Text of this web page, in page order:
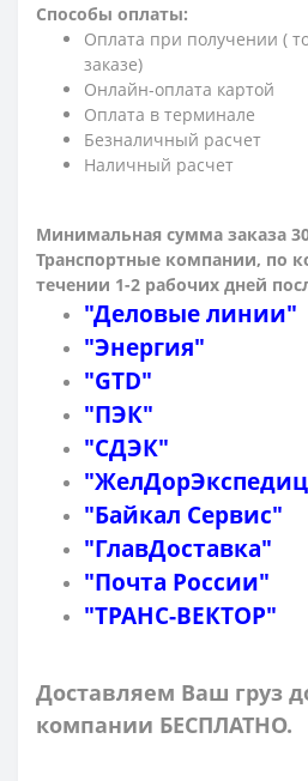
Способы оплаты:
Оплата при получении (
заказе)
Онлайн-оплата картой
Оплата в терминале
Безналичный расчет
Наличный расчет
Минимальная сумма заказа
Транспортные компании, по
течении 1-2 рабочих дней
"Деловые линии"
"Энергия"
"GTD"
"ПЭК"
"СДЭК"
"Байкал Сервис"
"ГлавДоставка"
"Почта России"
"ТРАНС-ВЕКТОР"
Доставляем Ваш груз
компании БЕСПЛАТНО.